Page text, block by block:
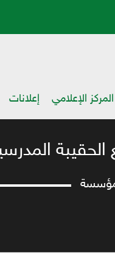
المركز الإعلامي إعلانات
الحقيبة